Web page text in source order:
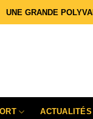
UNE GRANDE
ACTUALITÉS